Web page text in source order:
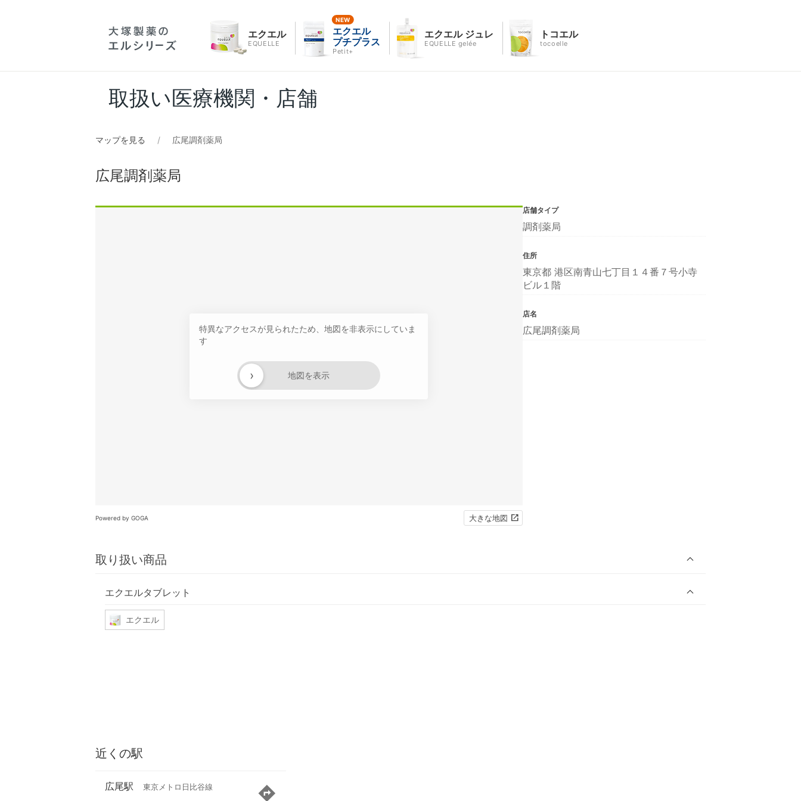
エクエル
EQUELLE
エクエル
プチプラス
Petit+
エクエル ジュレ
EQUELLE gelée
トコエル
tocoelle
取扱い医療機関・店舗
マップを見る 広尾調剤薬局
広尾調剤薬局
特異なアクセスが見られたため、地図を非表示にしていま
す
地図を表示
›
Powered by GOGA 大きな地図
取り扱い商品
エクエルタブレット
エクエル
店舗タイプ
調剤薬局
住所
東京都 港区南青山七丁目１４番７号小寺
ビル１階
店名
広尾調剤薬局
近くの駅
広尾駅 東京メトロ日比谷線